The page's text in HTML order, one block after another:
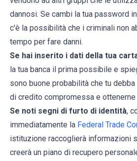
dannosi. Se cambi la tua password
c'è la possibilità che i criminali non
tempo per fare danni.
Se hai inserito i dati della tua
la tua banca il prima possibile e
sono buone probabilità che tu
di credito compromessa e ottenerne
Se noti segni di furto di identità,
immediatamente la Federal Trade
istituzione raccoglierà informazioni
creerà un piano di recupero